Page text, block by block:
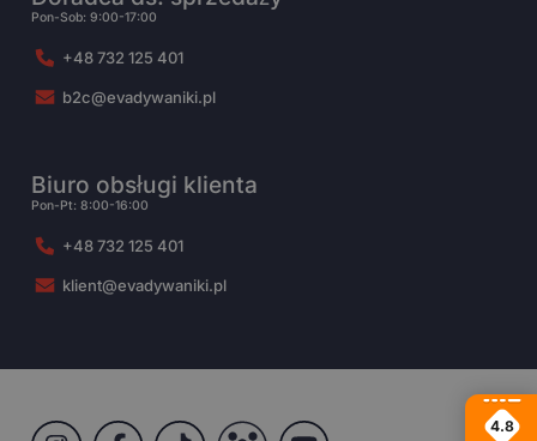
Pon-Sob: 9:00-17:00
+48 732 125 401
b2c@evadywaniki.pl
Biuro obsługi klienta
Pon-Pt: 8:00-16:00
+48 732 125 401
klient@evadywaniki.pl
4.8